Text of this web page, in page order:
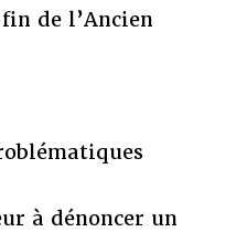
de l’Ancien
à dénoncer un